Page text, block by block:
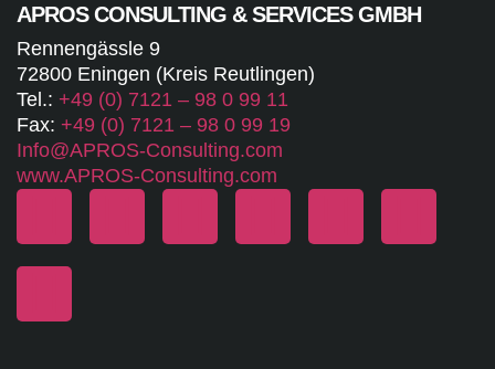
APROS CONSULTING & SERVICES GMBH
Rennengässle 9
72800 Eningen (Kreis Reutlingen)
Tel.: +49 (0) 7121 – 98 0 99 11
Fax: +49 (0) 7121 – 98 0 99 19
Info@APROS-Consulting.com
www.APROS-Consulting.com